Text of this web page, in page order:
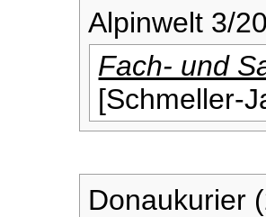
Alpinwelt 3/
Fach- und
[Schmeller-
Donaukurier